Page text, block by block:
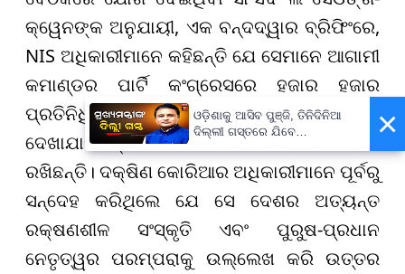
କ୍ୱେନଙ୍କ ଅନୁଯାୟୀ, ଏକ ବନ୍ଦଦ୍ୱାର ବ୍ରିଫିଂରେ,
NIS ଅଧିକାରୀମାନେ କହିଛନ୍ତି ଯେ ସେମାନେ ଆଗାମୀ
କମାଣ୍ଡର ପାର୍ଟି କଂଗ୍ରେସରେ ହଜାର ହଜାର
ପ୍ରତିନିଧିଙ୍କ ସମ୍ମୁଖରେ କିମଙ୍କ ଝିଅ
ଦେଖାଯାଉଛନ୍ତି କି ନାହିଁ ତାହା ଉପରେ ନଜର
ରଖିଛନ୍ତି। ଦକ୍ଷିଣ କୋରିଆର ଅଧିକାରୀମାନେ ପୂର୍ବରୁ
ସନ୍ଦେହ କରିଥିଲେ ଯେ ସେ ଦେଶର ଅତ୍ୟନ୍ତ
ରକ୍ଷଣଶୀଳ ସଂସ୍କୃତି ଏବଂ ପୁରୁଷ-ପ୍ରଧାନ
ନେତୃତ୍ୱର ପରମ୍ପରାକୁ ଉଲ୍ଲେଖ କରି ଉତ୍ତର
×
ଓଡ଼ିଶାକୁ ଆସିବ ପୁଞ୍ଜି, ତିନିଦିନିଆ
ଦିଲ୍ଲୀ ଗସ୍ତରେ ଯିବେ